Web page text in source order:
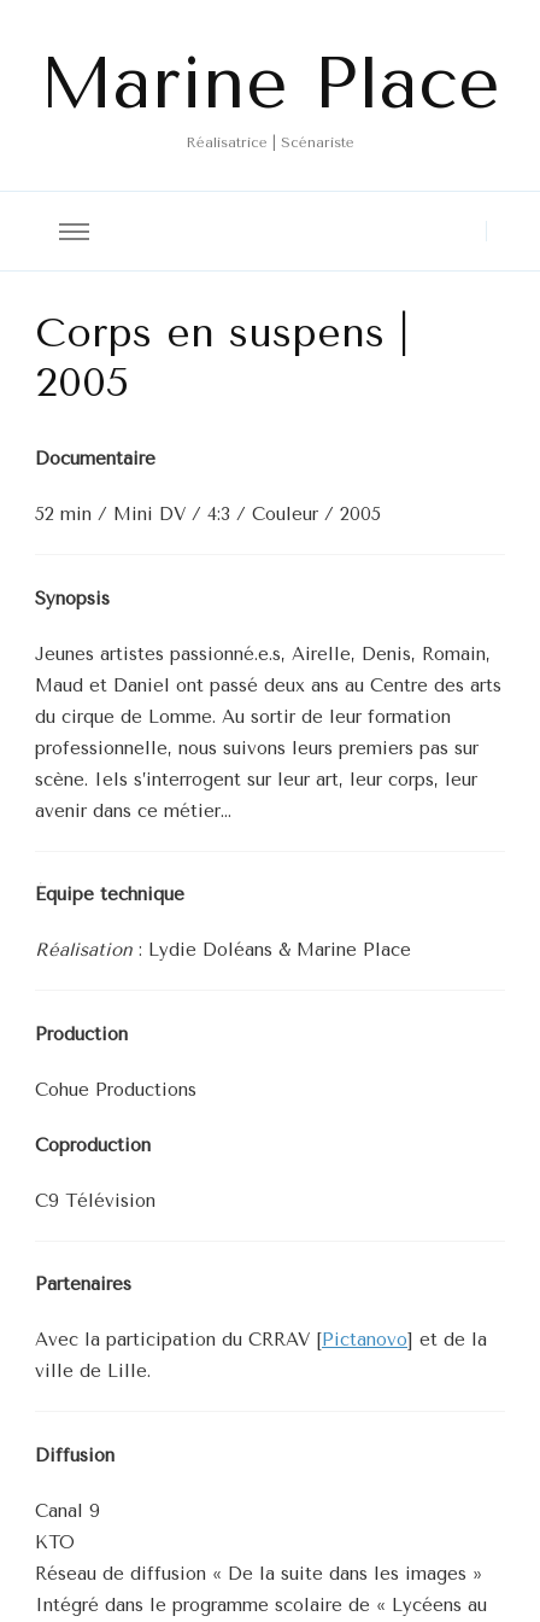
Marine Place
Réalisatrice | Scénariste
Corps en suspens |
2005
Documentaire
52 min / Mini DV / 4:3 / Couleur / 2005
Synopsis
Jeunes artistes passionné.e.s, Airelle, Denis, Romain,
Maud et Daniel ont passé deux ans au Centre des arts
du cirque de Lomme. Au sortir de leur formation
professionnelle, nous suivons leurs premiers pas sur
scène. Iels s’interrogent sur leur art, leur corps, leur
avenir dans ce métier…
Équipe technique
Réalisation : Lydie Doléans & Marine Place
Production
Cohue Productions
Coproduction
C9 Télévision
Partenaires
Avec la participation du CRRAV [Pictanovo] et de la
ville de Lille.
Diffusion
Canal 9
KTO
Réseau de diffusion « De la suite dans les images »
Intégré dans le programme scolaire de « Lycéens au